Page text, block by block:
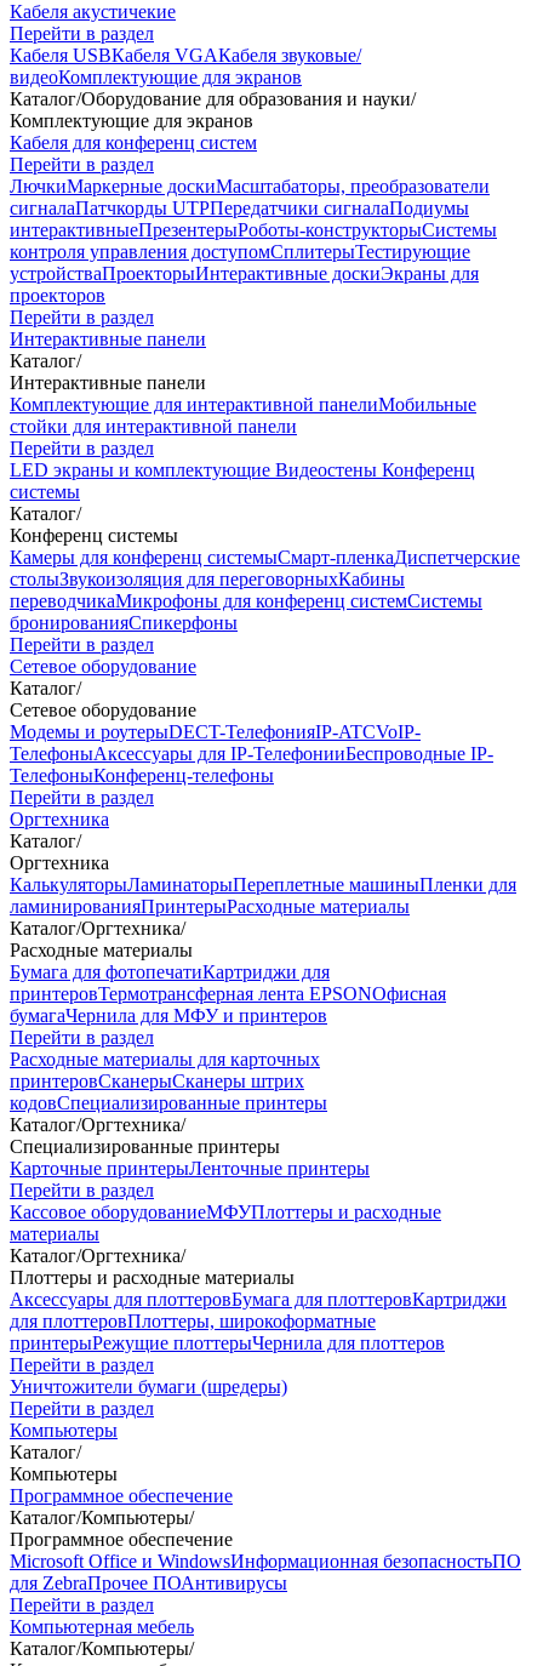
Кабеля акустичекие
Перейти в раздел
Кабеля USBКабеля VGAКабеля звуковые/
видеоКомплектующие для экранов
Каталог/Оборудование для образования и науки/
Комплектующие для экранов
Кабеля для конференц систем
Перейти в раздел
ЛючкиМаркерные доскиМасштабаторы, преобразователи
сигналаПатчкорды UTPПередатчики сигналаПодиумы
интерактивныеПрезентерыРоботы-конструкторыСистемы
контроля управления доступомСплитерыТестирующие
устройстваПроекторыИнтерактивные доскиЭкраны для
проекторов
Перейти в раздел
Интерактивные панели
Каталог/
Интерактивные панели
Комплектующие для интерактивной панелиМобильные
стойки для интерактивной панели
Перейти в раздел
LED экраны и комплектующие Видеостены Конференц
системы
Каталог/
Конференц системы
Камеры для конференц системыCмарт-пленкаДиспетчерские
столыЗвукоизоляция для переговорныхКабины
переводчикаМикрофоны для конференц системСистемы
бронированияСпикерфоны
Перейти в раздел
Сетевое оборудование
Каталог/
Сетевое оборудование
Модемы и роутерыDECT-ТелефонияIP-ATCVoIP-
ТелефоныАксессуары для IP-ТелефонииБеспроводные IP-
ТелефоныКонференц-телефоны
Перейти в раздел
Оргтехника
Каталог/
Оргтехника
КалькуляторыЛаминаторыПереплетные машиныПленки для
ламинированияПринтерыРасходные материалы
Каталог/Оргтехника/
Расходные материалы
Бумага для фотопечатиКартриджи для
принтеровТермотрансферная лента EPSONОфисная
бумагаЧернила для МФУ и принтеров
Перейти в раздел
Расходные материалы для карточных
принтеровСканерыСканеры штрих
кодовСпециализированные принтеры
Каталог/Оргтехника/
Специализированные принтеры
Карточные принтерыЛенточные принтеры
Перейти в раздел
Кассовое оборудованиеМФУПлоттеры и расходные
материалы
Каталог/Оргтехника/
Плоттеры и расходные материалы
Аксессуары для плоттеровБумага для плоттеровКартриджи
для плоттеровПлоттеры, широкоформатные
принтерыРежущие плоттерыЧернила для плоттеров
Перейти в раздел
Уничтожители бумаги (шредеры)
Перейти в раздел
Компьютеры
Каталог/
Компьютеры
Программное обеспечение
Каталог/Компьютеры/
Программное обеспечение
Microsoft Office и WindowsИнформационная безопасностьПО
для ZebraПрочее ПОАнтивирусы
Перейти в раздел
Компьютерная мебель
Каталог/Компьютеры/